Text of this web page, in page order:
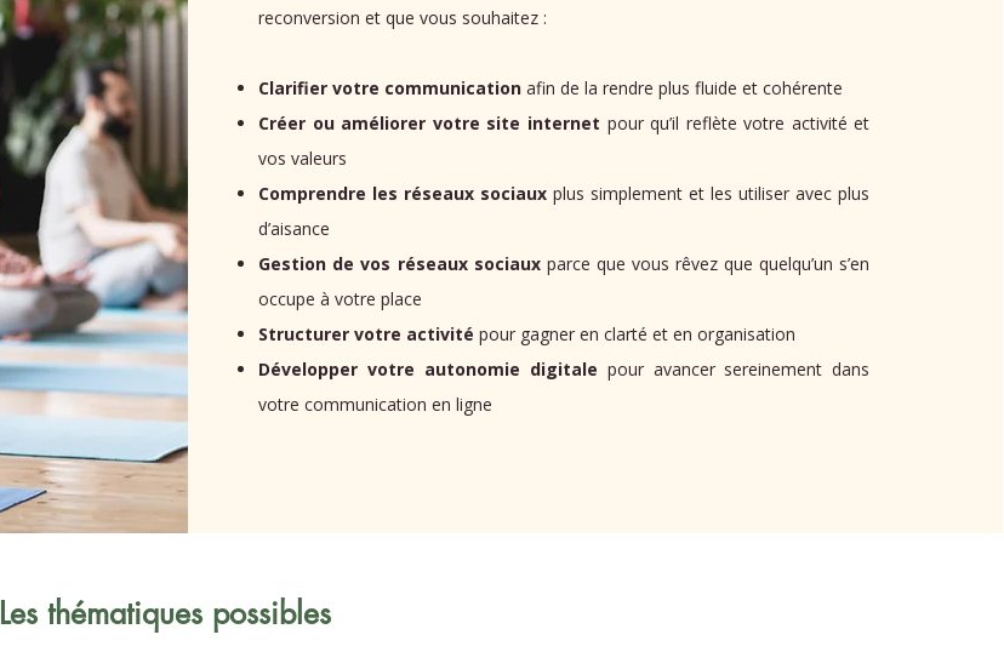
reconversion et que vous souhaitez :
Clarifier votre communication afin de la rendre plus fluide et cohérente
Créer ou améliorer votre site internet pour qu’il reflète votre activité et
vos valeurs
Comprendre les réseaux sociaux plus simplement et les utiliser avec plus
d’aisance
Gestion de vos réseaux sociaux parce que vous rêvez que quelqu’un s’en
occupe à votre place
Structurer votre activité pour gagner en clarté et en organisation
Développer votre autonomie digitale pour avancer sereinement dans
votre communication en ligne
Les thématiques possibles